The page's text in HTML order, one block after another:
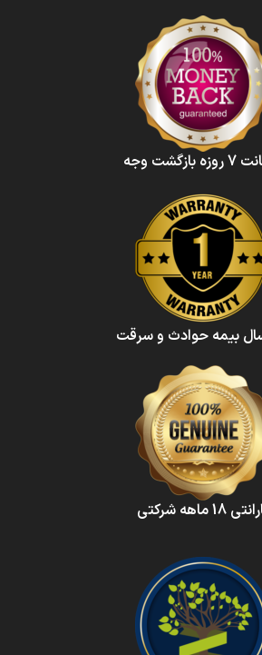
بازگشت وجه
بیمه حوادث و سرقت
18 ماهه شرکتی